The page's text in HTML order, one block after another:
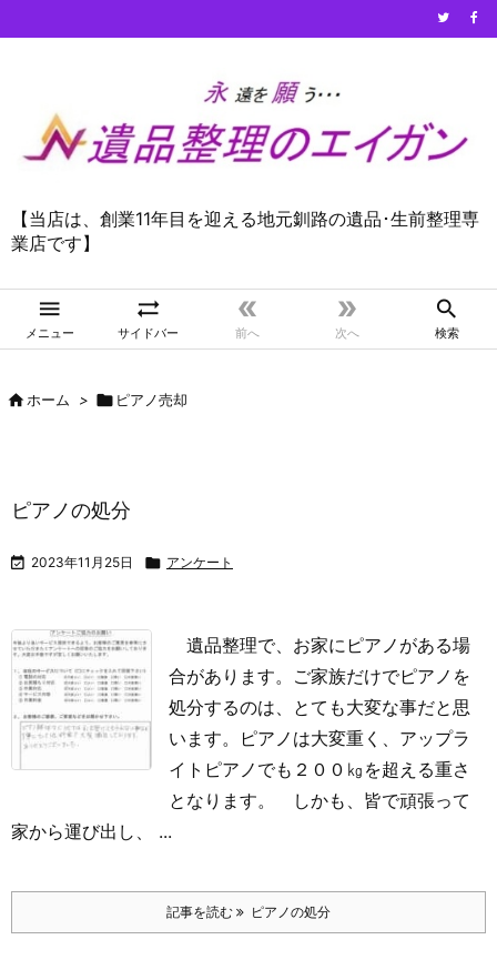
【当店は、創業11年目を迎える地元釧路の遺品･生前整理専
業店です】

メニュー

サイドバー

前へ

次へ

検索
ホーム >  ピアノ売却
ピアノの処分
 2023年11月25日  アンケート
遺品整理で、お家にピアノがある場
合があります。ご家族だけでピアノを
処分するのは、とても大変な事だと思
います。ピアノは大変重く、アップラ
イトピアノでも２００㎏を超える重さ
となります。
しかも、皆で頑張って
家から運び出し、 ...
記事を読む ピアノの処分